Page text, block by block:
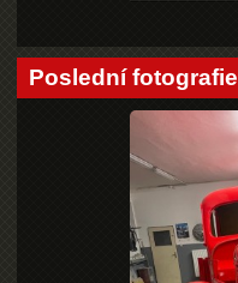
Poslední fotografie